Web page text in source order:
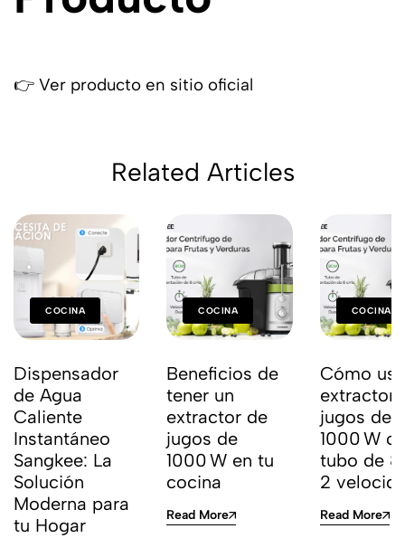
👉 Ver producto en sitio oficial
Related Articles
COCINA
Dispensador
de Agua
Caliente
Instantáneo
Sangkee: La
Solución
Moderna para
tu Hogar
COCINA
Beneficios de
tener un
extractor de
jugos de
1000 W en tu
cocina
Read More
COCINA
Cómo
extractor
jugos de
1000 W
tubo de 8
2
Read More